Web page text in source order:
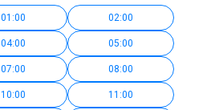
01:00 02:00
04:00 05:00
07:00 08:00
10:00 11:00